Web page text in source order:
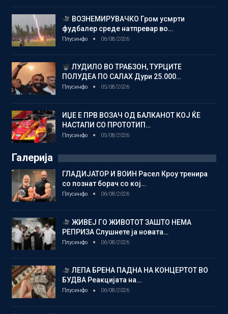
ВОЗНЕМИРУВАЧКО Гром усмрти
фудбалер среде натпревар во…
Плусинфо 06/08/2026
ЛУДИЛО ВО ТРАБЗОН, ТУРЦИТЕ
ПОЛУДЕА ПО САЛАХ Дури 25.000…
Плусинфо 05/08/2026
ИЏЕ Е ПРВ ВОЗАЧ ОД БАЛКАНОТ КОЈ ЌЕ
НАСТАПИ СО ПРОТОТИП…
Плусинфо 05/08/2026
Галерија
ГЛАДИЈАТОР И ВОИН Расел Кроу тренира
со познат борач со кој…
Плусинфо 06/08/2026
ЖИВЕЈ ГО ЖИВОТОТ ЗАШТО НЕМА
РЕПРИЗА Слушнете ја новата…
Плусинфо 06/08/2026
ЛЕПА БРЕНА ПАДНА НА КОНЦЕРТОТ ВО
БУДВА Реакцијата на…
Плусинфо 06/08/2026